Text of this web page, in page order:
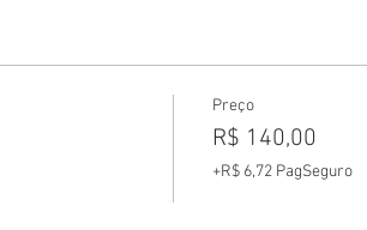
Preço
R$ 140,00
+R$ 6,72 PagSeguro